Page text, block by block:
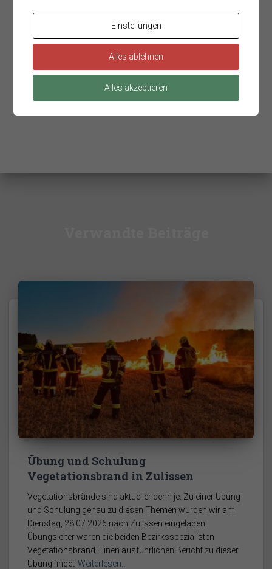
Übung und Schulung
Vegetationsbrand in Zulissen
Vegetationsbrände sind aktueller denn je. Zu einer Übung
und Schulung genau zu diesen Themen wurden wir am
Dienstag, 28.07.2026 nach Zulissen eingeladen.
Übungsleiter waren die beiden Bezirksspezialisten
Vegetationsbrand. Einen ausführlichen Bericht zu dieser
Übung findet Weiterlesen…
Einstellungen
Alles ablehnen
Alles akzeptieren